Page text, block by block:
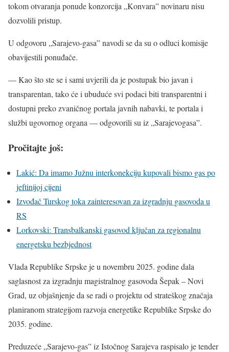
tokom otvaranja ponude konzorcija „Konvara” novinaru nisu
dozvolili pristup.
U odgovoru „Sarajevo-gasa” navodi se da su o odluci komisije
obavijestili ponuđače.
— Kao što ste se i sami uvjerili da je postupak bio javan i
transparentan, tako će i ubuduće svi podaci biti transparentni i
dostupni preko zvaničnog portala javnih nabavki, te portala i
službi ugovornog organa — odgovorili su iz „Sarajevogasa”.
Pročitajte još:
Lakić: Da imamo Južnu interkonekciju kupovali bismo gas po
jeftinijoj cijeni
Izvođač Turskog toka zainteresovan za izgradnju gasovoda u
RS
Lorkovski: Transbalkanski gasovod ključan za regionalnu
energetsku bezbjednost
Vlada Republike Srpske je u novembru 2025. godine dala
saglasnost za izgradnju magistralnog gasovoda Šepak – Novi
Grad, uz objašnjenje da se radi o projektu od strateškog značaja
planiranom strategijom razvoja energetike Republike Srpske do
2035. godine.
Preduzeće „Sarajevo-gas” iz Istočnog Sarajeva raspisalo je tender